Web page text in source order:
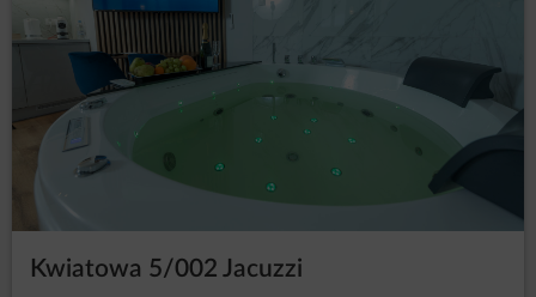
Kwiatowa 5/002 Jacuzzi